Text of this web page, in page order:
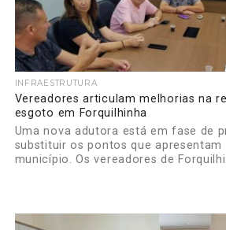
INFRAESTRUTURA
Vereadores articulam melhorias na
esgoto em Forquilhinha
Uma nova adutora está em fase de
substituir os pontos que apresentam
município. Os vereadores de